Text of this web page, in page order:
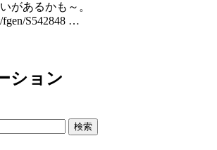
があるかも～。
fgen/S542848 …
ション